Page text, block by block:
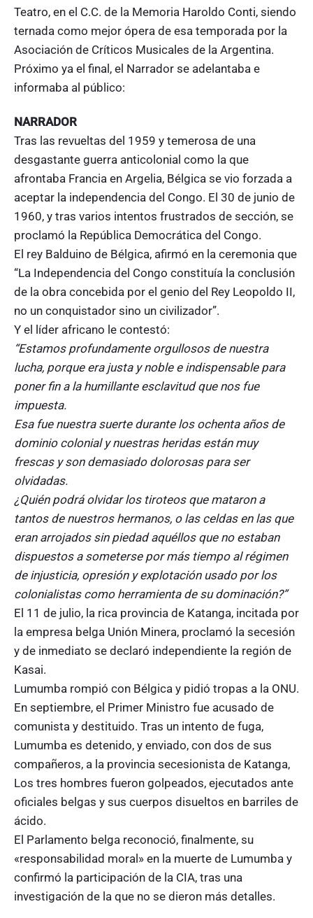
Teatro, en el C.C. de la Memoria Haroldo Conti, siendo
ternada como mejor ópera de esa temporada por la
Asociación de Críticos Musicales de la Argentina.
Próximo ya el final, el Narrador se adelantaba e
informaba al público:
NARRADOR
Tras las revueltas del 1959 y temerosa de una
desgastante guerra anticolonial como la que
afrontaba Francia en Argelia, Bélgica se vio forzada a
aceptar la independencia del Congo. El 30 de junio de
1960, y tras varios intentos frustrados de sección, se
proclamó la República Democrática del Congo.
El rey Balduino de Bélgica, afirmó en la ceremonia que
“La Independencia del Congo constituía la conclusión
de la obra concebida por el genio del Rey Leopoldo II,
no un conquistador sino un civilizador”.
Y el líder africano le contestó:
“Estamos profundamente orgullosos de nuestra
lucha, porque era justa y noble e indispensable para
poner fin a la humillante esclavitud que nos fue
impuesta.
Esa fue nuestra suerte durante los ochenta años de
dominio colonial y nuestras heridas están muy
frescas y son demasiado dolorosas para ser
olvidadas.
¿Quién podrá olvidar los tiroteos que mataron a
tantos de nuestros hermanos, o las celdas en las que
eran arrojados sin piedad aquéllos que no estaban
dispuestos a someterse por más tiempo al régimen
de injusticia, opresión y explotación usado por los
colonialistas como herramienta de su dominación?”
El 11 de julio, la rica provincia de Katanga, incitada por
la empresa belga Unión Minera, proclamó la secesión
y de inmediato se declaró independiente la región de
Kasai.
Lumumba rompió con Bélgica y pidió tropas a la ONU.
En septiembre, el Primer Ministro fue acusado de
comunista y destituido. Tras un intento de fuga,
Lumumba es detenido, y enviado, con dos de sus
compañeros, a la provincia secesionista de Katanga,
Los tres hombres fueron golpeados, ejecutados ante
oficiales belgas y sus cuerpos disueltos en barriles de
ácido.
El Parlamento belga reconoció, finalmente, su
«responsabilidad moral» en la muerte de Lumumba y
confirmó la participación de la CIA, tras una
investigación de la que no se dieron más detalles.